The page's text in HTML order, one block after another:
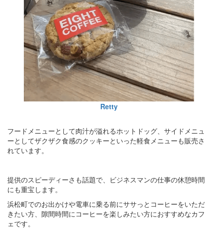
Retty
フードメニューとして肉汁が溢れるホットドッグ、サイドメニュ
ーとしてザクザク食感のクッキーといった軽食メニューも販売さ
れています。
提供のスピーディーさも話題で、ビジネスマンの仕事の休憩時間
にも重宝します。
浜松町でのお出かけや電車に乗る前にササっとコーヒーをいただ
きたい方、隙間時間にコーヒーを楽しみたい方におすすめなカフ
ェです。